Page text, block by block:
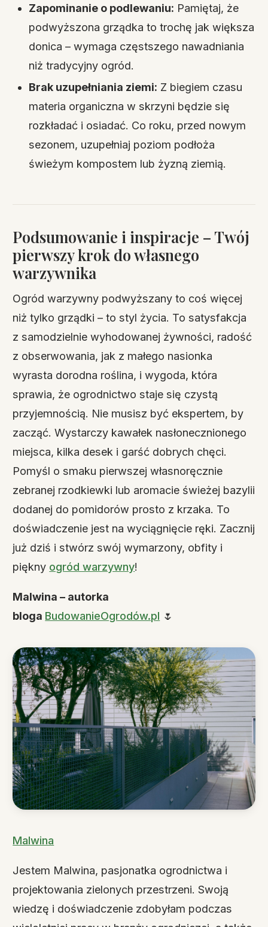
Zapominanie o podlewaniu: Pamiętaj, że
podwyższona grządka to trochę jak większa
donica – wymaga częstszego nawadniania
niż tradycyjny ogród.
Brak uzupełniania ziemi: Z biegiem czasu
materia organiczna w skrzyni będzie się
rozkładać i osiadać. Co roku, przed nowym
sezonem, uzupełniaj poziom podłoża
świeżym kompostem lub żyzną ziemią.
Podsumowanie i inspiracje – Twój
pierwszy krok do własnego
warzywnika
Ogród warzywny podwyższany to coś więcej
niż tylko grządki – to styl życia. To satysfakcja
z samodzielnie wyhodowanej żywności, radość
z obserwowania, jak z małego nasionka
wyrasta dorodna roślina, i wygoda, która
sprawia, że ogrodnictwo staje się czystą
przyjemnością. Nie musisz być ekspertem, by
zacząć. Wystarczy kawałek nasłonecznionego
miejsca, kilka desek i garść dobrych chęci.
Pomyśl o smaku pierwszej własnoręcznie
zebranej rzodkiewki lub aromacie świeżej bazylii
dodanej do pomidorów prosto z krzaka. To
doświadczenie jest na wyciągnięcie ręki. Zacznij
już dziś i stwórz swój wymarzony, obfity i
piękny ogród warzywny!
Malwina – autorka
bloga BudowanieOgrodów.pl 🌷
Malwina
Jestem Malwina, pasjonatka ogrodnictwa i
projektowania zielonych przestrzeni. Swoją
wiedzę i doświadczenie zdobyłam podczas